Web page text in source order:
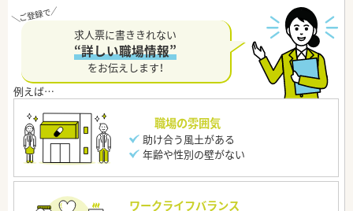
求人票に書ききれない
“詳しい職場情報”
をお伝えします！
職場の雰囲気
助け合う風土がある
年齢や性別の壁がない
ワークライフバランス